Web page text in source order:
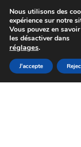
Colissimo
Du lundi
Aller
à
Aller
au
Nous utilisons des
expérience sur notre
Vous pouvez en
les désactiver dans
réglages.
J'accepte